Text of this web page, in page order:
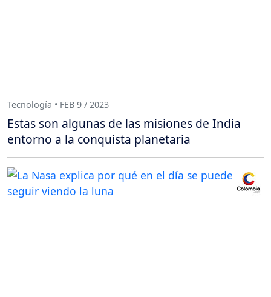
Tecnología • FEB 9 / 2023
Estas son algunas de las misiones de India
entorno a la conquista planetaria